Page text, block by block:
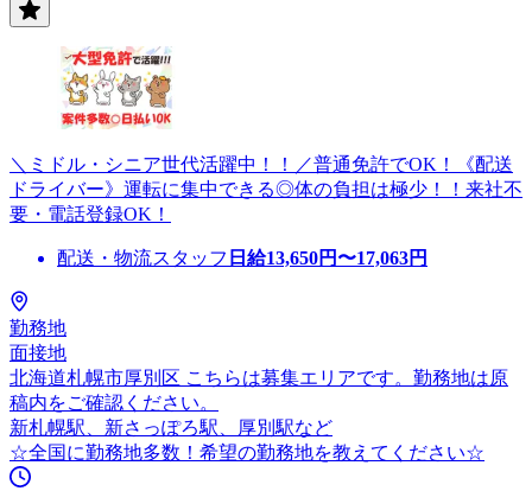
＼ミドル・シニア世代活躍中！！／普通免許でOK！《配送
ドライバー》運転に集中できる◎体の負担は極少！！来社不
要・電話登録OK！
配送・物流スタッフ 日給13,650円〜17,063円
勤務地
面接地
北海道札幌市厚別区 こちらは募集エリアです。勤務地は原
稿内をご確認ください。
新札幌駅、新さっぽろ駅、厚別駅など
☆全国に勤務地多数！希望の勤務地を教えてください☆